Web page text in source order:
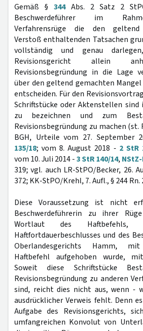
Gemäß § 344Abs. 2 Satz 2
Beschwerdeführer im
Verfahrensrüge die den geltend
Verstoß enthaltenden Tatsachen
vollständig und genau
Revisionsgericht allein
Revisionsbegründung in die Lage
über den geltend gemachten
entscheiden. Für den
Schriftstücke oder Aktenstellen sind
zu bezeichnen und zum
Revisionsbegründung zu machen (st.
BGH, Urteile vom 27. September
135/18; vom 8. August 2018 - 2 StR
vom 10. Juli 2014 -3 StR 140/14,
319; vgl. auch LR-StPO/Becker, 26.
372; KK-StPO/Krehl, 7. Aufl., § 244 Rn.
Diese Voraussetzung ist nicht
Beschwerdeführerin zu ihrer
Wortlaut des Haftbefehls,
Haftfortdauerbeschlusses und des
Oberlandesgerichts Hamm,
Haftbefehl aufgehoben wurde,
Soweit diese Schriftstücke
Revisionsbegründung zu anderen
sind, reicht dies nicht aus, wenn -
ausdrücklicher Verweis fehlt. Denn
Aufgabe des Revisionsgerichts,
umfangreichen Konvolut von